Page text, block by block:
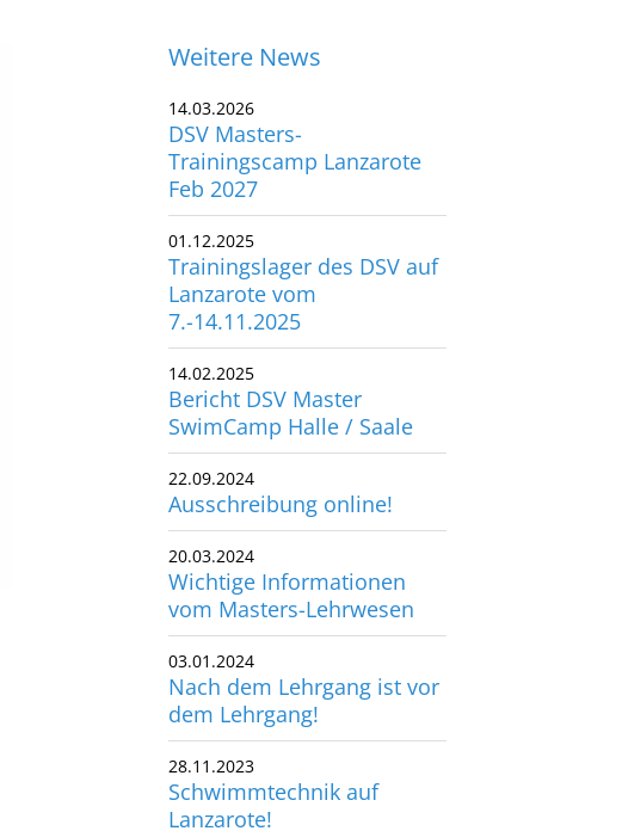
Weitere News
14.03.2026
DSV Masters-
Trainingscamp Lanzarote
Feb 2027
01.12.2025
Trainingslager des DSV auf
Lanzarote vom
7.-14.11.2025
14.02.2025
Bericht DSV Master
SwimCamp Halle / Saale
22.09.2024
Ausschreibung online!
20.03.2024
Wichtige Informationen
vom Masters-Lehrwesen
03.01.2024
Nach dem Lehrgang ist vor
dem Lehrgang!
28.11.2023
Schwimmtechnik auf
Lanzarote!
Deutscher Schwimm-Verband e.V.
D-34132 Kassel
Fax: +49 561 94083-15
info@dsv.de